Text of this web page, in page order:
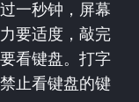
一秒钟，屏幕
要适度，敲完
看键盘。打字
止看键盘的键